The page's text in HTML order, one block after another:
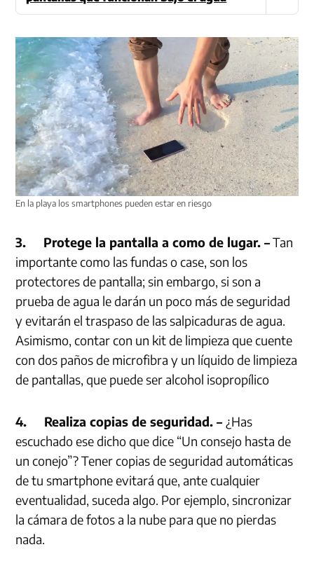
En la playa los smartphones pueden estar en riesgo
3. Protege la pantalla a como de lugar. –Tan
importante como las fundas o case, son los
protectores de pantalla; sin embargo, si son a
prueba de agua le darán un poco más de seguridad
y evitarán el traspaso de las salpicaduras de agua.
Asimismo, contar con un kit de limpieza que cuente
con dos paños de microfibra y un líquido de limpieza
de pantallas, que puede ser alcohol isopropílico
4. Realiza copias de seguridad. – ¿Has
escuchado ese dicho que dice “Un consejo hasta de
un conejo”? Tener copias de seguridad automáticas
de tu smartphone evitará que, ante cualquier
eventualidad, suceda algo. Por ejemplo, sincronizar
la cámara de fotos a la nube para que no pierdas
nada.